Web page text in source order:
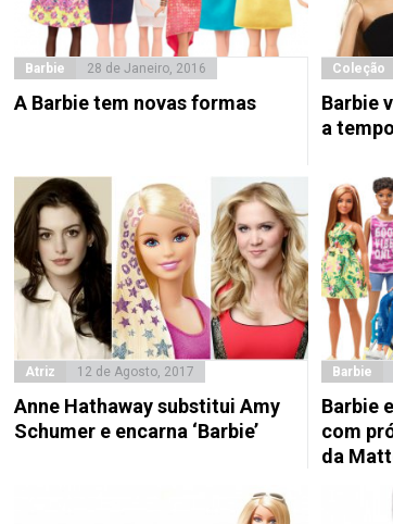
Barbie 28 de Janeiro, 2016
A Barbie tem novas formas
Coleção
Barbie
a
Atriz 12 de Agosto, 2017
Anne Hathaway substitui Amy
Schumer e encarna ‘Barbie’
Barbie
Barbie
com
da